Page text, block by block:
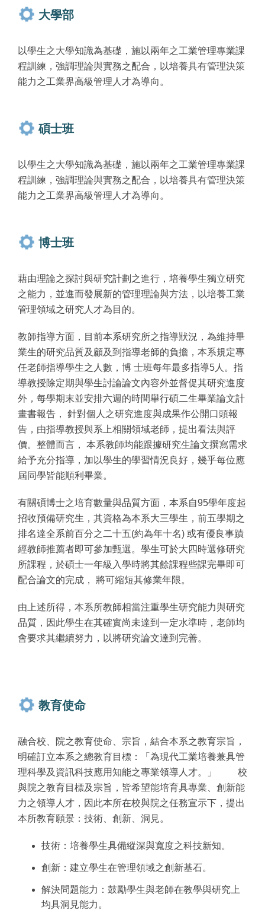
大學部
以學生之大學知識為基礎，施以兩年之工業管理專業課
程訓練，強調理論與實務之配合，以培養具有管理決策
能力之工業界高級管理人才為導向。
碩士班
以學生之大學知識為基礎，施以兩年之工業管理專業課
程訓練，強調理論與實務之配合，以培養具有管理決策
能力之工業界高級管理人才為導向。
博士班
藉由理論之探討與研究計劃之進行，培養學生獨立研究
之能力，並進而發展新的管理理論與方法，以培養工業
管理領域之研究人才為目的。
教師指導方面，目前本系研究所之指導狀況，為維持畢
業生的研究品質及顧及到指導老師的負擔，本系規定專
任老師指導學生之人數，博 士班每年最多指導5人。指
導教授除定期與學生討論論文內容外並督促其研究進度
外，每學期末並安排六週的時間舉行碩二生畢業論文計
畫書報告， 針對個人之研究進度與成果作公開口頭報
告，由指導教授與系上相關領域老師，提出看法與評
價。整體而言， 本系教師均能跟據研究生論文撰寫需求
給予充分指導，加以學生的學習情況良好，幾乎每位應
屆同學皆能順利畢業。
有關碩博士之培育數量與品質方面，本系自95學年度起
招收預備研究生，其資格為本系大三學生，前五學期之
排名達全系前百分之二十五(約為年十名) 或有優良事蹟
經教師推薦者即可參加甄選。學生可於大四時選修研究
所課程，於碩士一年級入學時將其餘課程些課完畢即可
配合論文的完成， 將可縮短其修業年限。
由上述所得，本系所教師相當注重學生研究能力與研究
品質，因此學生在其確實尚未達到一定水準時，老師均
會要求其繼續努力，以將研究論文達到完善。
教育使命
融合校、院之教育使命、宗旨，結合本系之教育宗旨，
明確訂立本系之總教育目標：「為現代工業培養兼具管
理科學及資訊科技應用知能之專業領導人才。」 校
與院之教育目標及宗旨，皆希望能培育具專業、創新能
力之領導人才，因此本所在校與院之任務宣示下，提出
本所教育願景：技術、創新、洞見。
技術：培養學生具備縱深與寬度之科技新知。
創新：建立學生在管理領域之創新基石。
解決問題能力：鼓勵學生與老師在教學與研究上
均具洞見能力。